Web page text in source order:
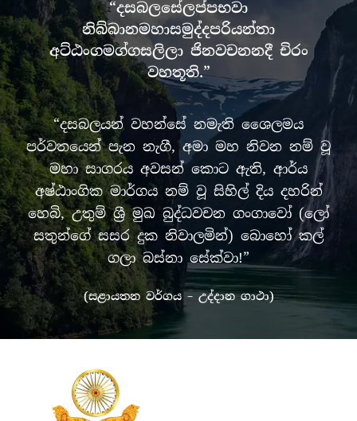
“දසබලසේලප්පභවා
නිබ්බානමහාසමුද්දපරියන්තා
අට්ඨංගමග්ගසලිලා ජිනවචනනදී චිරං
වහතූති.”
“දසබලයන් වහන්සේ නමැති ශෛලමය
පර්වතයෙන් පැන නැගී, අමා මහ නිවන නම් වූ
මහා සාගරය අවසන් කොට ඇති, ආර්ය
අෂ්ඨාංගික මාර්ගය නම් වූ සිහිල් දිය දහරින්
හෙබි, උතුම් ශ්‍රී මුඛ බුද්ධවචන ගංගාවෝ (ලෝ
සතුන්ගේ සසර දුක නිවාලමින්) බොහෝ කල්
ගලා බස්නා සේක්වා!”
(සළායතන වර්ගය – උද්දාන ගාථා)